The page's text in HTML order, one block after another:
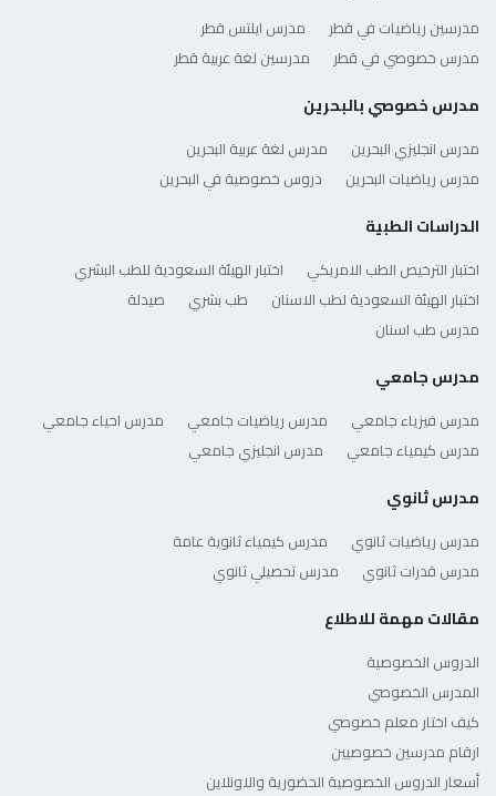
مدرسين رياضيات في قطر
مدرس ايلتس قطر
مدرس خصوصي في قطر
مدرسين لغة عربية قطر
مدرس خصوصي بالبحرين
مدرس انجليزي البحرين
مدرس لغة عربية البحرين
مدرس رياضيات البحرين
دروس خصوصية في البحرين
الدراسات الطبية
اختبار الترخيص الطب الامريكي
اختبار الهيئة السعودية للطب البشري
اختبار الهيئة السعودية لطب الاسنان
طب بشري
صيدلة
مدرس طب اسنان
مدرس جامعي
مدرس فيزياء جامعي مدرس رياضيات جامعي
مدرس احياء جامعي
مدرس كيمياء جامعي
مدرس انجليزي جامعي
مدرس ثانوي
مدرس رياضيات ثانوي
مدرس كيمياء ثانوية عامة
مدرس قدرات ثانوي
مدرس تحصيلي ثانوي
مقالات مهمة للاطلاع
الدروس الخصوصية
المدرس الخصوصي
كيف اختار معلم خصوصي
ارقام مدرسين خصوصيين
أسعار الدروس الخصوصية الحضورية والاونلاين